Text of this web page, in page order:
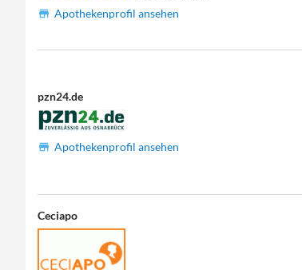
Apothekenprofil ansehen
pzn24.de
Apothekenprofil ansehen
Ceciapo